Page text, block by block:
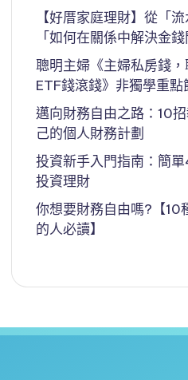
【好厝家庭理財】從「
「如何在關係中解決金錢
聰明主婦《主婦私房錢
ETF錢滾錢》非獨學重點
邁向財務自由之路：10
己的個人財務計劃
投資新手入門指南：簡
投資理財
你想要財務自由嗎?【10
的人必讀】